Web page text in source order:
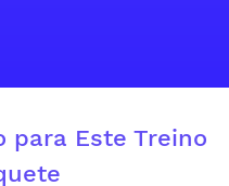
para Este Treino